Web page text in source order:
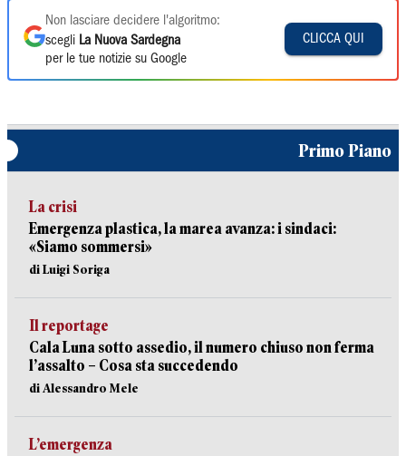
Non lasciare decidere l'algoritmo:
scegli La Nuova Sardegna
per le tue notizie su Google
CLICCA QUI
Primo Piano
La crisi
Emergenza plastica, la marea avanza: i sindaci:
«Siamo sommersi»
di Luigi Soriga
Il reportage
Cala Luna sotto assedio, il numero chiuso non ferma
l’assalto – Cosa sta succedendo
di Alessandro Mele
L’emergenza